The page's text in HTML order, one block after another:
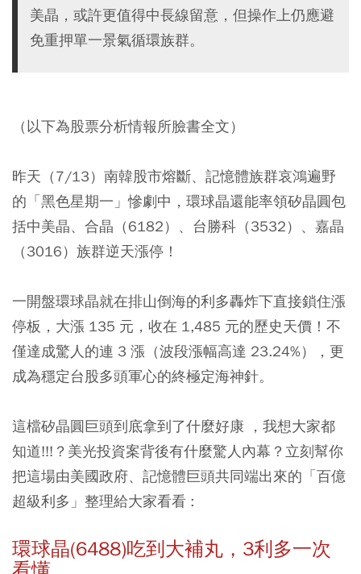
美晶，或許更值得中長線留意，但操作上仍應避
免重押單一景氣循環族群。
（以下為股票分析情報所臉書全文）
昨天（7/13）南韓股市熔斷、記憶體族群哀鴻遍野
的「黑色星期一」慘劇中，環球晶還能率領矽晶圓包
括中美晶、 合晶 （6182）、 台勝科 （3532）、 嘉晶
（3016）族群逆天漲停！
一開盤環球晶就在排山倒海的利多轟炸下直接鎖住漲
停板，大漲 135 元，收在 1,485 元的歷史天價！不
僅達成驚人的連 3 漲（波段漲幅高達 23.24%），更
成為穩定台股多頭軍心的終極定海神針。
這檔矽晶圓巨頭到底拿到了什麼好康 ，我想大家都
知道!!!？美光投資案背後有什麼驚人內幕？立刻幫你
把這場由美國政府、記憶體巨頭共同端出來的「百億
超級利多」整理給大家看看 :
環球晶(6488)吃到大補丸，3利多一次